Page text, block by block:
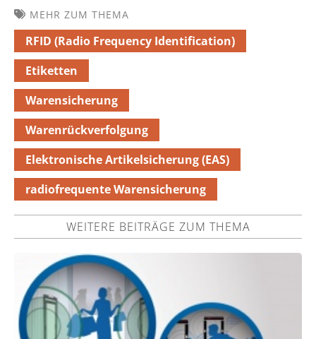
MEHR ZUM THEMA
RFID (Radio Frequency Identification)
Etiketten
Warensicherung
Warenrückverfolgung
Elektronische Artikelsicherung (EAS)
radiofrequente Warensicherung
WEITERE BEITRÄGE ZUM THEMA